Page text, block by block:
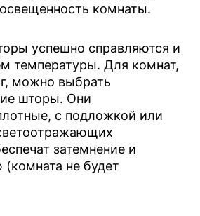
комнаты.
успешно справляются и
температуры. Для комнат,
можно выбрать
шторы. Они
с подложкой или
затемнение и
не будет